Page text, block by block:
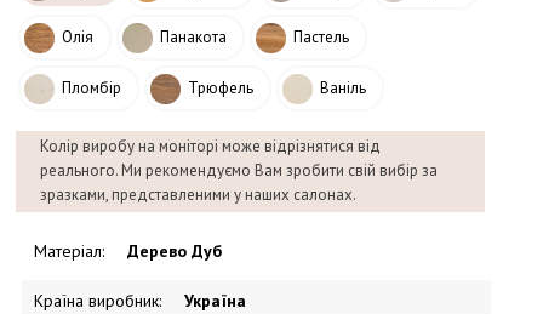
Олія Панакота Пастель
Пломбір Трюфель Ваніль
Колір виробу на моніторі може відрізнятися від
реального. Ми рекомендуємо Вам зробити свій вибір за
зразками, представленими у наших салонах.
Матеріал: Дерево Дуб
Країна виробник: Україна